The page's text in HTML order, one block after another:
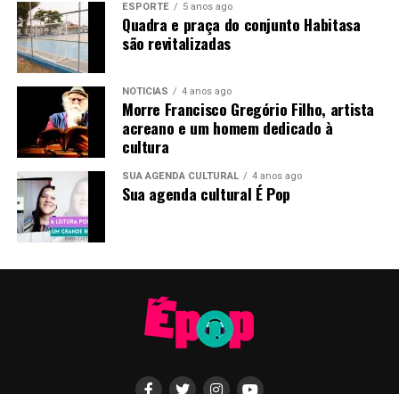
ESPORTE 5 anos ago
Quadra e praça do conjunto Habitasa
são revitalizadas
NOTÍCIAS 4 anos ago
Morre Francisco Gregório Filho, artista
acreano e um homem dedicado à
cultura
SUA AGENDA CULTURAL 4 anos ago
Sua agenda cultural É Pop